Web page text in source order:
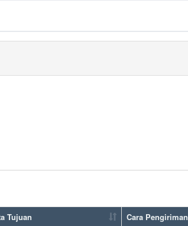
Tujuan Cara Pengiriman